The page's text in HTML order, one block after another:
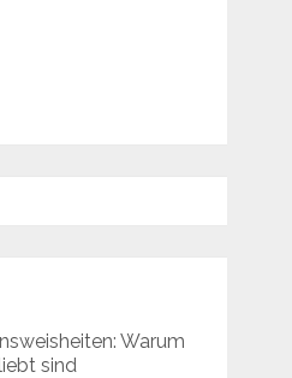
Warum
sind